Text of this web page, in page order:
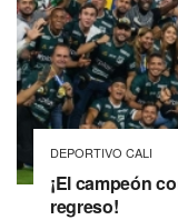
DEPORTIVO CALI
¡El campeón
regreso!